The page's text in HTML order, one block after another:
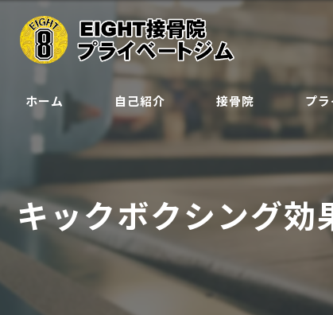
ホーム 自己紹介 接骨院 プ
クラス
ジュニ
予約
キックボクシング効